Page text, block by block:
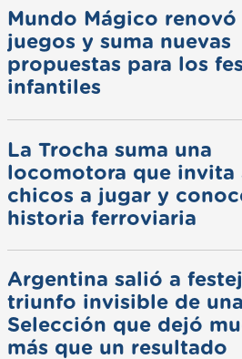
Mundo Mágico renovó
juegos y suma nuevas
propuestas para los
infantiles
La Trocha suma una
locomotora que invita
chicos a jugar y
historia ferroviaria
Argentina salió a
triunfo invisible de una
Selección que dejó
más que un resultado